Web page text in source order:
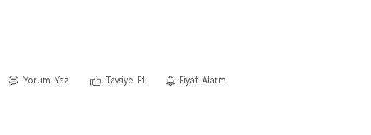
Yorum Yaz Tavsiye Et Fiyat Alarmı